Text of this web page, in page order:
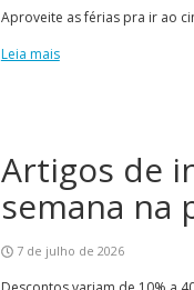
Aproveite as férias pra ir ao
Leia mais
Artigos de
semana na
7 de julho de 2026